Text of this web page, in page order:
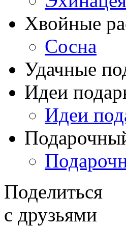
Хвойные
Сосна
Удачные
Идеи
Идеи
Поделиться
с друзьями